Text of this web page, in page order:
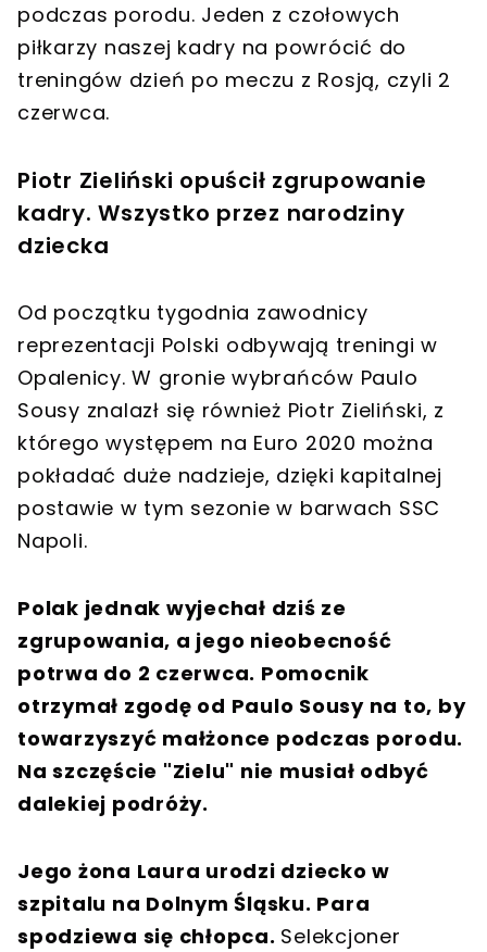
podczas porodu. Jeden z czołowych
piłkarzy naszej kadry na powrócić do
treningów dzień po meczu z Rosją, czyli 2
czerwca.
Piotr Zieliński opuścił zgrupowanie
kadry. Wszystko przez narodziny
dziecka
Od początku tygodnia zawodnicy
reprezentacji Polski odbywają treningi w
Opalenicy. W gronie wybrańców Paulo
Sousy znalazł się również Piotr Zieliński, z
którego występem na Euro 2020 można
pokładać duże nadzieje, dzięki kapitalnej
postawie w tym sezonie w barwach SSC
Napoli.
Polak jednak wyjechał dziś ze
zgrupowania, a jego nieobecność
potrwa do 2 czerwca. Pomocnik
otrzymał zgodę od Paulo Sousy na to, by
towarzyszyć małżonce podczas porodu.
Na szczęście "Zielu" nie musiał odbyć
dalekiej podróży.
Jego żona Laura urodzi dziecko w
szpitalu na Dolnym Śląsku. Para
spodziewa się chłopca. Selekcjoner